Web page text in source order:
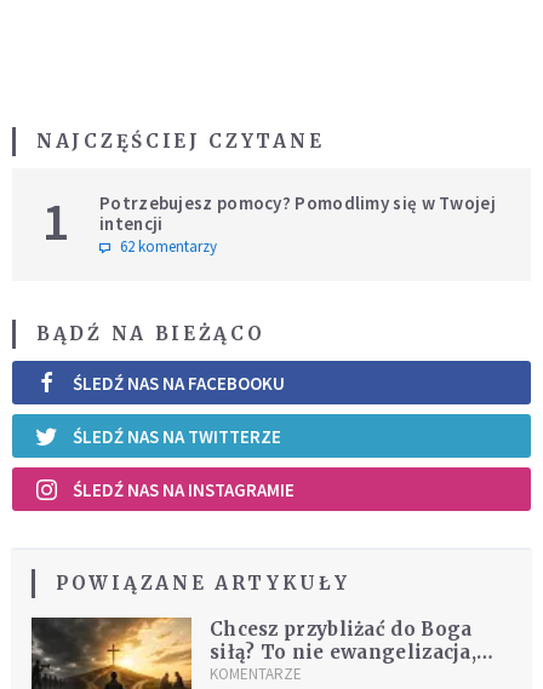
NAJCZĘŚCIEJ CZYTANE
1
Potrzebujesz pomocy? Pomodlimy się w Twojej
intencji
62 komentarzy
BĄDŹ NA BIEŻĄCO
ŚLEDŹ NAS NA FACEBOOKU
ŚLEDŹ NAS NA TWITTERZE
ŚLEDŹ NAS NA INSTAGRAMIE
POWIĄZANE ARTYKUŁY
Chcesz przybliżać do Boga
siłą? To nie ewangelizacja,
tylko krucjata
KOMENTARZE